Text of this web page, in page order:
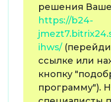
решения
https://b24-
ihws/
ссылке или
кнопку
программу").